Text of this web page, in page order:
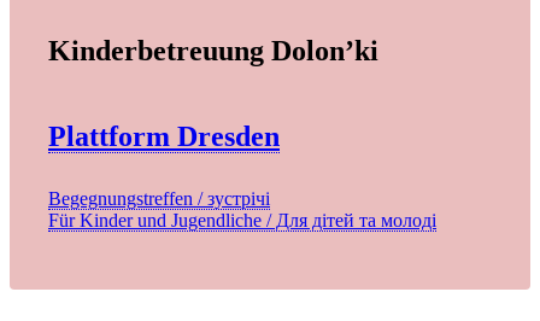
Kinderbetreuung Dolon’ki
Plattform Dresden
Begegnungstreffen / зустрічі
Für Kinder und Jugendliche / Для дітей та молоді